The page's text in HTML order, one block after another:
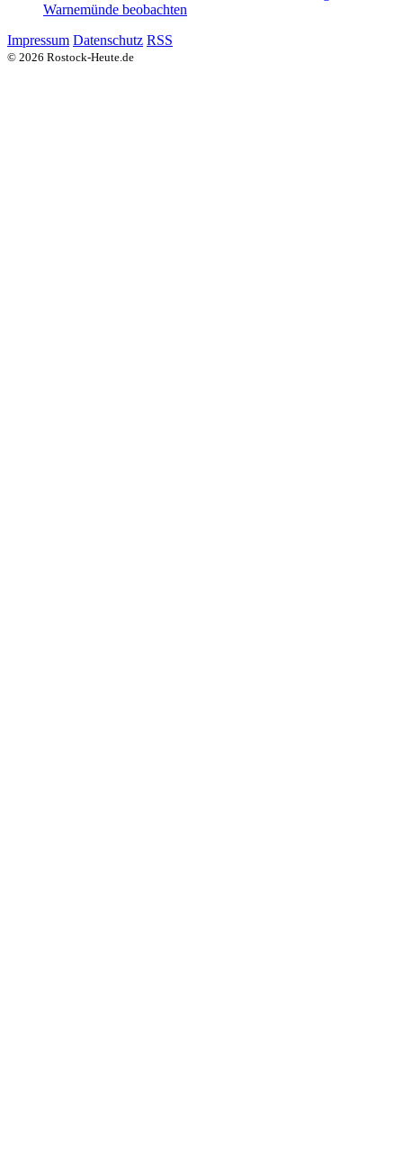
Warnemünde beobachten
Impressum Datenschutz RSS
© 2026 Rostock-Heute.de